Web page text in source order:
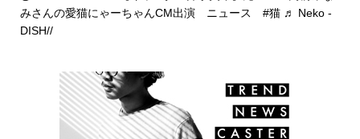
みさんの愛猫にゃーちゃんCM出演 ニュース #猫 ♬ Neko -
DISH//